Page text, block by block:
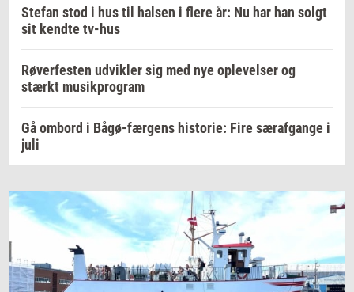
Stefan stod i hus til halsen i flere år: Nu har han solgt
sit kendte tv-hus
Røverfesten udvikler sig med nye oplevelser og
stærkt musikprogram
Gå ombord i Bågø-færgens historie: Fire særafgange i
juli